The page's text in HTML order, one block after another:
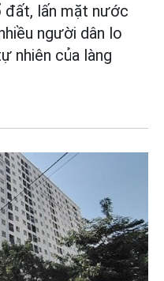
đất, lấn mặt nước
người dân lo
nhiên của làng